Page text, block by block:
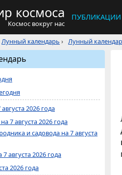
космоса
Космос вокруг нас
ПУБЛИКАЦИИ
Лунный календарь › Лунный
2026 года
7 августа 2026 года
и садовода на 7 августа
августа 2026 года
2026 года